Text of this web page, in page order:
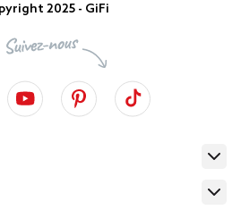
2025 - GiFi